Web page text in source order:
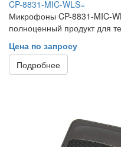
CP-8831-MIC-WLS=
Микрофоны CP-8831-MIC-
полноценный продукт для
Цена по запросу
Подробнее